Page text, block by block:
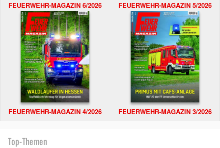
FEUERWEHR-MAGAZIN 6/2026 FEUERWEHR-MAGAZIN 5/2026
FEUERWEHR-MAGAZIN 4/2026 FEUERWEHR-MAGAZIN 3/2026
Top-Themen